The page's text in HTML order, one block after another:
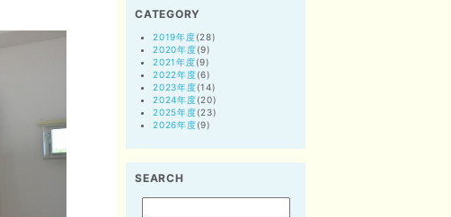
CATEGORY
2019年度(28)
2020年度(9)
2021年度(9)
2022年度(6)
2023年度(14)
2024年度(20)
2025年度(23)
2026年度(9)
SEARCH